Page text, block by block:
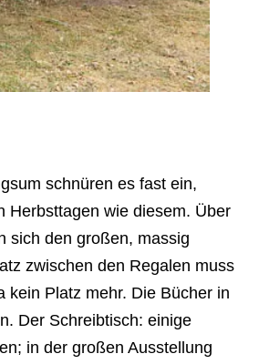
schnüren es fast ein,
Herbsttagen wie diesem. Über
sich den großen, massig
zwischen den Regalen muss
kein Platz mehr. Die Bücher in
Der Schreibtisch: einige
in der großen Ausstellung